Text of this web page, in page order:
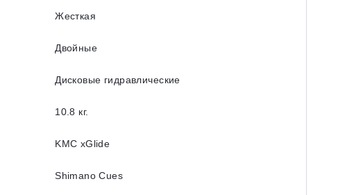
Жесткая
Двойные
Дисковые гидравлические
10.8 кг.
KMC xGlide
Shimano Cues